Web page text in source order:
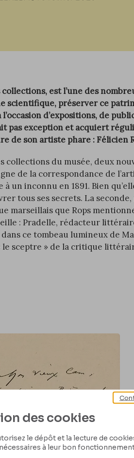
est l’une des
scientifique, préserver ce
d’expositions, de
pas exception et acquiert
de son artiste phare : Félicien
collections du musée, deux
de la correspondance de
un inconnu en 1891. Bien
tous ses secrets. La
marseillais que Rops
: Pradelle, rédacteur
ce tombeau lumineux de
le sceptre » de la critique
des cookies
le dépôt et la lecture de
à leur bon